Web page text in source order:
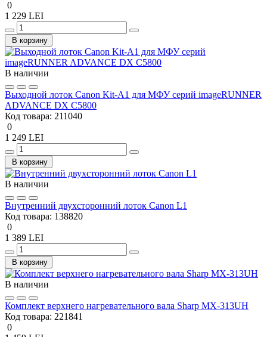
0
1 229 LEI
В корзину
В наличии
Выходной лоток Canon Kit-A1 для МФУ серий imageRUNNER
ADVANCE DX C5800
Код товара: 211040
0
1 249 LEI
В корзину
В наличии
Внутренний двухсторонний лоток Canon L1
Код товара: 138820
0
1 389 LEI
В корзину
В наличии
Комплект верхнего нагревательного вала Sharp MX-313UH
Код товара: 221841
0